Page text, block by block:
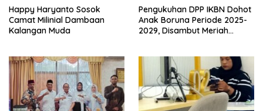
Happy Haryanto Sosok
Camat Milinial Dambaan
Kalangan Muda
Pengukuhan DPP IKBN Dohot
Anak Boruna Periode 2025-
2029, Disambut Meriah